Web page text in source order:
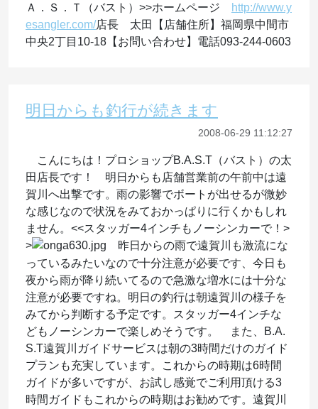
Ａ．Ｓ．Ｔ（バスト）>>ホームページ
http://www.y
esangler.com/店長 太田【店舗住所】福岡県中間市
中央2丁目10-18【お問い合わせ】電話093-244-0603
明日からも釣行が続きます
2008-06-29 11:12:27
こんにちは！プロショップB.A.S.T（バスト）の太
田店長です！ 明日からも店舗営業前の午前中は遠
賀川へ出撃です。雨の影響でボートが出せるが微妙
な感じなので状況をみておかっぱりに行くかもしれ
ません。<<スタッガー4インチもノーシンカーで！>
>
昨日からの雨で遠賀川も激流にな
っているみたいなので十分注意が必要です、今日も
夜から雨が降り続いてるので急激な増水には十分な
注意が必要ですね。明日の釣行は朝遠賀川の様子を
みてから判断する予定です。スタッガー4インチな
どもノーシンカーで楽しめそうです。 また、B.A.
S.T遠賀川ガイドサービスは朝の3時間だけのガイド
プランも充実しています。これからの時期は6時間
ガイドが多いですが、お試し感覚でご利用頂ける3
時間ガイドもこれからの時期はお勧めです。遠賀川